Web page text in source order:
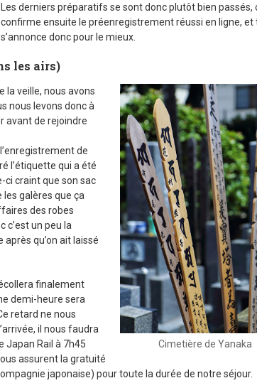
Les derniers préparatifs se sont donc plutôt bien passés,
confirme ensuite le préenregistrement réussi en ligne, et
s’annonce donc pour le mieux.
les airs)
Cimetière de Yanaka
la veille, nous avons
nous levons donc à
avant de rejoindre
de
l’étiquette qui a été
ci craint que son sac
les galères que ça
des robes
c’est un peu la
qu’on ait laissé
finalement
demi-heure sera
retard ne nous
il nous faudra
Japan Rail à 7h45
assurent la gratuité
japonaise) pour toute la durée de notre séjour.